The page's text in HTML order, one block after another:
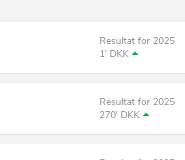
Resultat for 2025
1' DKK
Resultat for 2025
270' DKK